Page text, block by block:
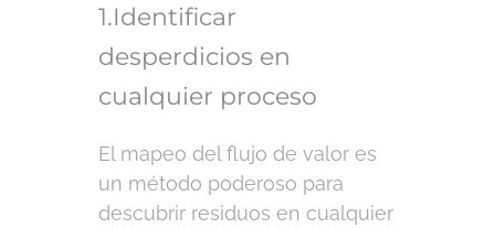
1.Identificar
desperdicios en
cualquier proceso
El mapeo del flujo de valor es
un método poderoso para
descubrir residuos en cualquier